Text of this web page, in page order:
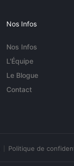
Nos Infos
Nos Infos
L'Équipe
Le Blogue
Contact
Politique de